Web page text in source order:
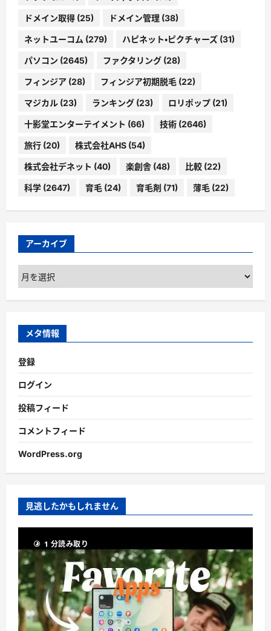
ドメイン取得 (25) ドメイン管理 (38)
ネットユーコム (279) ハピネット・ピクチャーズ (31)
パソコン (2645) ファクタリング (28)
フィンジア (28) フィンジア初期脱毛 (22)
マジカル (23) ランキング (23) ロリポップ (21)
十影堂エンターテイメント (66) 技術 (2646)
旅行 (20) 株式会社AHS (54)
株式会社デネット (40) 楽創舎 (48) 比較 (22)
科学 (2647) 育毛 (24) 育毛剤 (71) 薄毛 (22)
アーカイブ
ア
ー
カ
ブ
メタ情報
登録
ログイン
投稿フィード
コメントフィード
WordPress.org
見逃したかもしれません
1 分読み取り